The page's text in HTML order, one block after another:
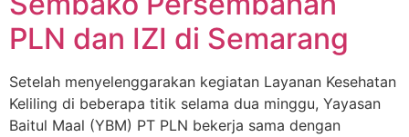
PLN dan IZI di Semarang
Setelah menyelenggarakan kegiatan Layanan Kesehatan
Keliling di beberapa titik selama dua minggu, Yayasan
Baitul Maal (YBM) PT PLN bekerja sama dengan